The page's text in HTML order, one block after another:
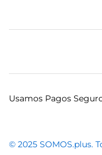
© 2025 SOMOS.plus.
Usamos Pagos